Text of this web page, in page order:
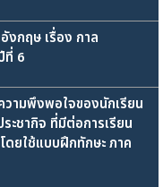
งกฤษ เรื่อง กาล
ที่ 6
วามพึงพอใจของนักเรียน
ะชากิจ ที่มีต่อการเรียน
ยใช้แบบฝึกทักษะ ภาค